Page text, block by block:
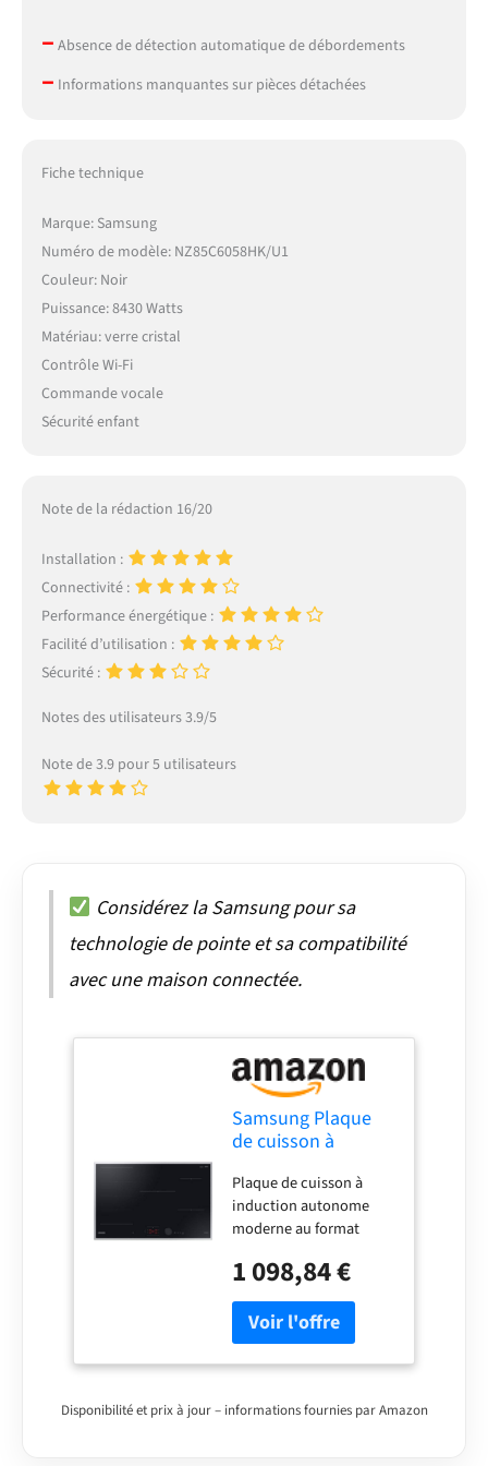
– Absence de détection automatique de débordements
– Informations manquantes sur pièces détachées
Fiche technique
Marque: Samsung
Numéro de modèle: NZ85C6058HK/U1
Couleur: Noir
Puissance: 8430 Watts
Matériau: verre cristal
Contrôle Wi-Fi
Commande vocale
Sécurité enfant
Note de la rédaction 16/20
Installation :
Connectivité :
Performance énergétique :
Facilité d’utilisation :
Sécurité :
Notes des utilisateurs 3.9/5
Note de 3.9 pour 5 utilisateurs
Considérez la Samsung pour sa
technologie de pointe et sa compatibilité
avec une maison connectée.
Samsung Plaque
de cuisson à
autonome de 80
cm, coupe ajustée,
boutons de
commande
magnétiques et
touches tactiles
avec curseur,
contrôle Wi-Fi, Flex
Zone Plus,
Plaque de cuisson à
induction autonome
moderne au format
Slim Fit, commande
facile grâce aux boutons
de commande
magnétiques
amovibles, touches
utilisation directe
1 098,84 €
Disponibilité et prix à jour – informations fournies par Amazon